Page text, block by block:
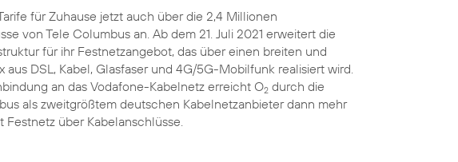
für Zuhause jetzt auch über die 2,4 Millionen
von Tele Columbus an. Ab dem 21. Juli 2021 erweitert die
für ihr Festnetzangebot, das über einen breiten und
DSL, Kabel, Glasfaser und 4G/5G-Mobilfunk realisiert wird.
an das Vodafone-Kabelnetz erreicht O2 durch die
als zweitgrößtem deutschen Kabelnetzanbieter dann mehr
Festnetz über Kabelanschlüsse.